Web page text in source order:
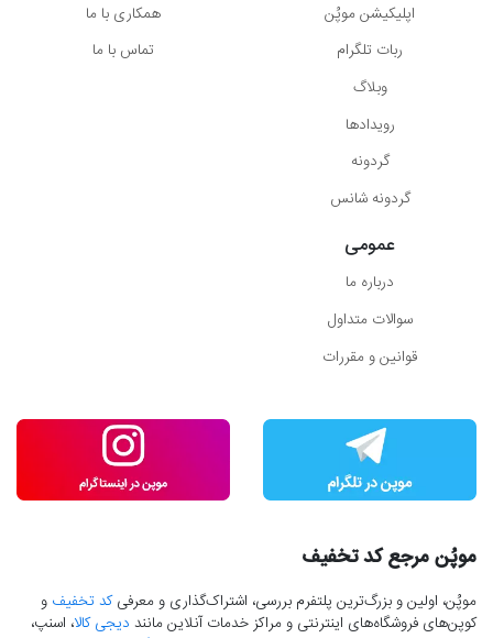
اپلیکیشن موپُن
ربات تلگرام
وبلاگ
رویدادها
گردونه
گردونه شانس
همکاری با ما
تماس با ما
عمومی
درباره ما
سوالات متداول
قوانین و مقررات
موپُن مرجع کد تخفیف
موپُن، اولین و بزرگ‌ترین پلتفرم بررسی، اشتراک‌گذاری و معرفیکد تخفیف و
کوپن‌های فروشگاه‌های اینترنتی و مراکز خدمات آنلاین مانند دیجی کالا، اسنپ،